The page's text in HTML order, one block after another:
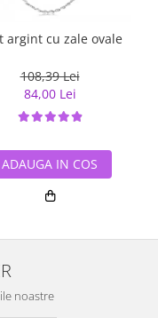
argint cu zale ovale
108,39 Lei
84,00 Lei
ADAUGA IN COS
noastre